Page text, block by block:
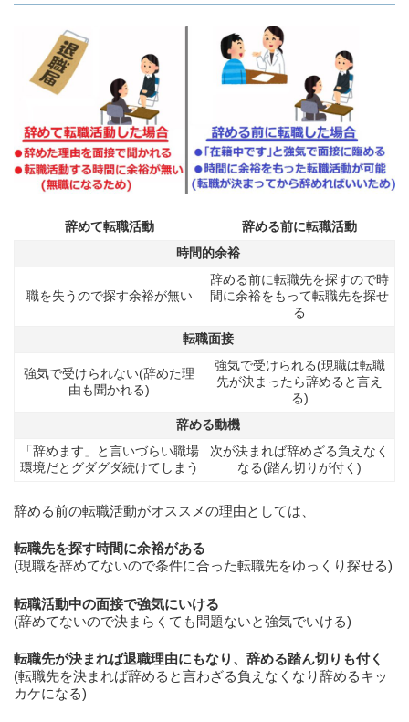
辞めて転職活動
辞める前に転職活動
時間的余裕
職を失うので探す余裕が無い
辞める前に転職先を探すので時
間に余裕をもって転職先を探せ
る
転職面接
強気で受けられない(辞めた理
由も聞かれる)
強気で受けられる(現職は転職
先が決まったら辞めると言え
る)
辞める動機
「辞めます」と言いづらい職場
環境だとグダグダ続けてしまう
次が決まれば辞めざる負えなく
なる(踏ん切りが付く)
辞める前の転職活動がオススメの理由としては、
転職先を探す時間に余裕がある
(現職を辞めてないので条件に合った転職先をゆっくり探せる)
転職活動中の面接で強気にいける
(辞めてないので決まらくても問題ないと強気でいける)
転職先が決まれば退職理由にもなり、辞める踏ん切りも付く
(転職先を決まれば辞めると言わざる負えなくなり辞めるキッ
カケになる)